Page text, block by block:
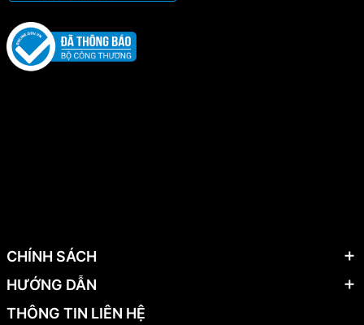
CHÍNH SÁCH
HƯỚNG DẪN
THÔNG TIN LIÊN HỆ